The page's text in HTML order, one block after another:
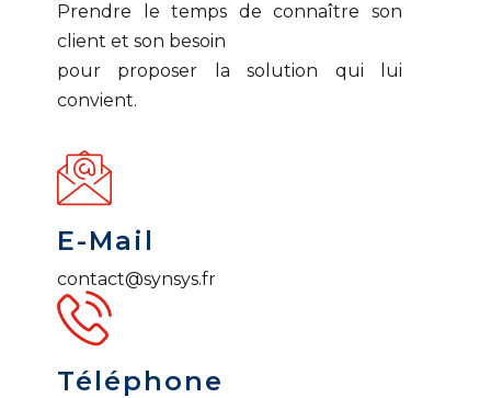
Prendre le temps de connaître son
client et son besoin
pour proposer la solution qui lui
convient.
E-Mail
contact@synsys.fr
Téléphone